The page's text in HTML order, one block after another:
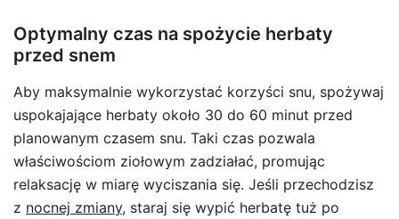
Optymalny czas na spożycie herbaty
przed snem
Aby maksymalnie wykorzystać korzyści snu, spożywaj
uspokajające herbaty około 30 do 60 minut przed
planowanym czasem snu. Taki czas pozwala
właściwościom ziołowym zadziałać, promując
relaksację w miarę wyciszania się. Jeśli przechodzisz
z nocnej zmiany, staraj się wypić herbatę tuż po